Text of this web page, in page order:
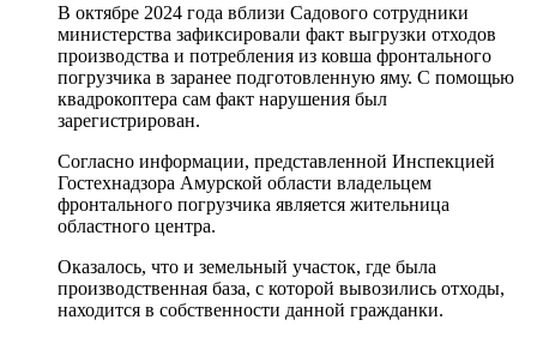
В октябре 2024 года вблизи Садового сотрудники
министерства зафиксировали факт выгрузки отходов
производства и потребления из ковша фронтального
погрузчика в заранее подготовленную яму. С помощью
квадрокоптера сам факт нарушения был
зарегистрирован.
Согласно информации, представленной Инспекцией
Гостехнадзора Амурской области владельцем
фронтального погрузчика является жительница
областного центра.
Оказалось, что и земельный участок, где была
производственная база, с которой вывозились отходы,
находится в собственности данной гражданки.